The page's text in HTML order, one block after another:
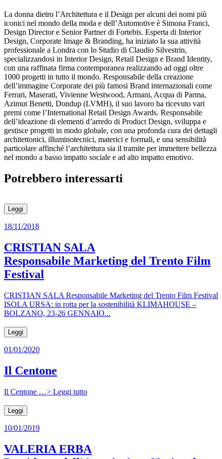
La donna dietro l’Architettura e il Design per alcuni dei nomi più
iconici nel mondo della moda e dell’Automotive è Simona Franci,
Design Director e Senior Partner di Fortebis. Esperta di Interior
Design, Corporate Image & Branding, ha iniziato la sua attività
professionale a Londra con lo Studio di Claudio Silvestrin,
specializzandosi in Interior Design, Retail Design e Brand Identity,
con una raffinata firma contemporanea realizzando ad oggi oltre
1000 progetti in tutto il mondo. Responsabile della creazione
dell’immagine Corporate dei più famosi Brand internazionali come
Ferrari, Maserati, Vivienne Westwood, Armani, Acqua di Parma,
Azimut Benetti, Dondup (LVMH), il suo lavoro ha ricevuto vari
premi come l’International Retail Design Awards. Responsabile
dell’ideazione di elementi d’arredo di Product Design, sviluppa e
gestisce progetti in modo globale, con una profonda cura dei dettagli
architettonici, illuminotecnici, materici e formali, e una sensibilità
particolare affinché l’architettura sia il tramite per immettere bellezza
nel mondo a basso impatto sociale e ad alto impatto emotivo.
Potrebbero interessarti
Leggi
18/11/2018
CRISTIAN SALA
Responsabile Marketing del Trento Film
Festival
CRISTIAN SALA Responsabile Marketing del Trento Film Festival
ISOLA URSA: in rotta per la sostenibilità KLIMAHOUSE –
BOLZANO, 23-26 GENNAIO...
Leggi
01/01/2020
Il Centone
Il Centone …> Leggi tutto
Leggi
10/01/2019
VALERIA ERBA